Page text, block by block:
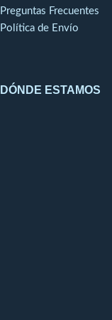
Preguntas Frecuentes
Política de Envío
DÓNDE ESTAMOS